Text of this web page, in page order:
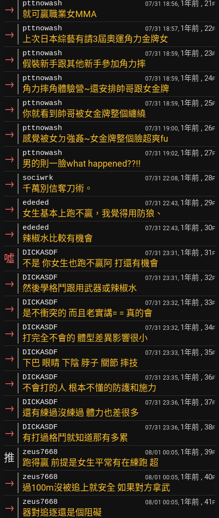
→ pttnowash 07/31 18:56, 1年前 , 21 F
就可贏職業女MMA
→ pttnowash 07/31 18:57, 1年前 , 22F
上次日本綜藝有請3屆奧運角力金牌女
→ pttnowash 07/31 18:59, 1年前 , 23F
假裝新手跟其他新手參加角力摔
→ pttnowash 07/31 18:59, 1年前 , 24F
角力摔角體驗營~還安排帥哥跟女金牌
→ pttnowash 07/31 18:59, 1年前 , 25F
你就看到帥哥被女金牌整個纏繞
→ pttnowash 07/31 19:00, 1年前 , 26F
感覺被女ㄉ強姦~女金牌整個臉超爽fu
→ pttnowash 07/31 19:02, 1年前 , 27F
男的則一臉what happened??!!
→ sociwrk 07/31 22:08, 1年前 , 28F
千萬別信奪刀術。
→ ededed 07/31 22:43, 1年前 , 29F
女生基本上跑不贏，我覺得用防狼、
→ ededed 07/31 22:43, 1年前 , 30F
辣椒水比較有機會
噓 DICKASDF 07/31 23:31, 1年前 , 31 F
不是 你女生也跑不贏阿 打還有機會
→ DICKASDF 07/31 23:31, 1年前 , 32F
然後學格鬥跟用武器或辣椒水
→ DICKASDF 07/31 23:32, 1年前 , 33F
是不衝突的 而且老實講= = 真的會
→ DICKASDF 07/31 23:32, 1年前 , 34F
打完全不會的 體型差異影響很小
→ DICKASDF 07/31 23:33, 1年前 , 35F
下巴 眼睛 下陰 脖子 關節 摔技
→ DICKASDF 07/31 23:35, 1年前 , 36F
不會打的人 根本不懂的防護和施力
→ DICKASDF 07/31 23:36, 1年前 , 37F
還有練過沒練過 體力也差很多
→ DICKASDF 07/31 23:36, 1年前 , 38F
有打過格鬥就知道那有多累
推 zeus7668 08/01 00:05, 1年前 , 39F
跑得贏 前提是女生平常有在練跑 超
→ zeus7668 08/01 00:05, 1年前 , 40F
過100m沒被追上就安全 如果對方拿武
→ zeus7668 08/01 00:05, 1年前 , 41 F
器對追逐還是個阻礙